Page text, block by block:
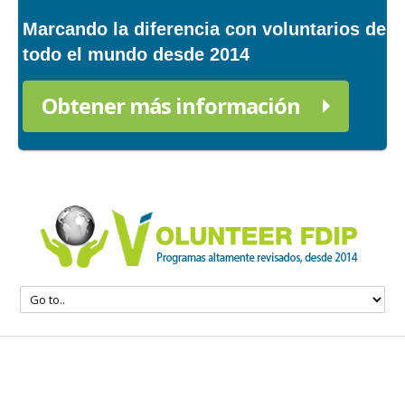
Marcando la diferencia con voluntarios de
todo el mundo desde 2014
Obtener más información